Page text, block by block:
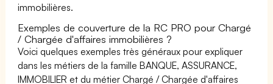
immobilières.
Exemples de couverture de la RC PRO pour Chargé
/ Chargée d'affaires immobilières ?
Voici quelques exemples très généraux pour expliquer
dans les métiers de la famille BANQUE, ASSURANCE,
IMMOBILIER et du métier Chargé / Chargée d'affaires